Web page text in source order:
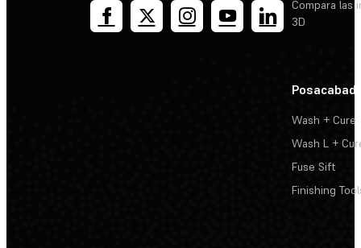
Compara las
3D
Wash + Cure
Wash L +
Fuse Sift
Finishing